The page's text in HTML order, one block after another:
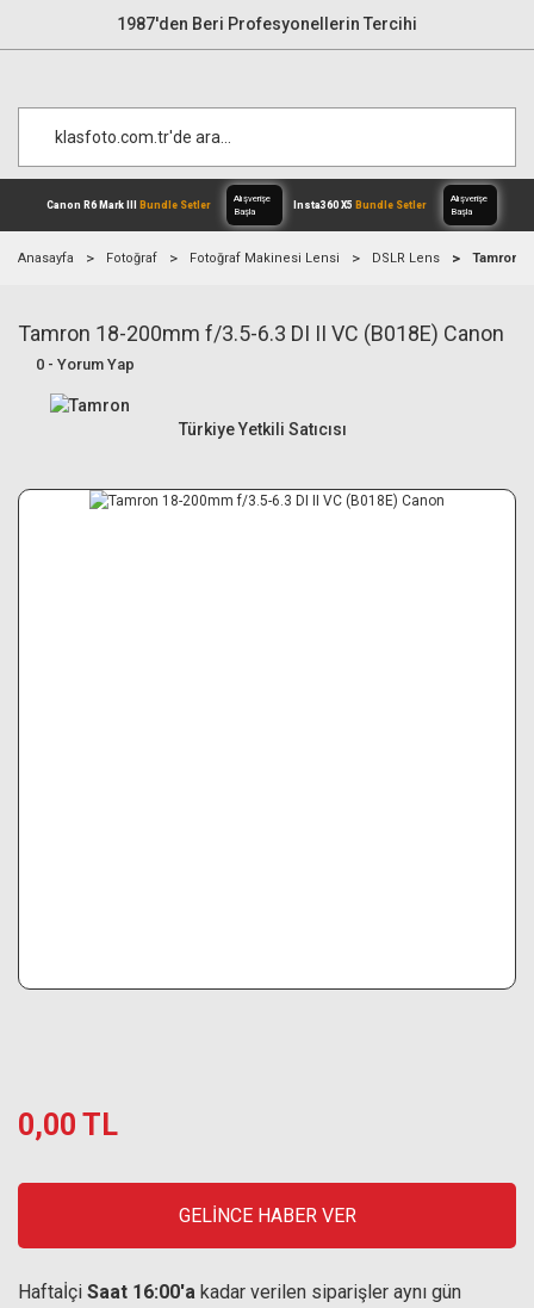
1987'den Beri Profesyonellerin Tercihi
Canon R6 Mark IIIBundle Setler
Alışverişe
Anasayfa Fotoğraf Fotoğraf Makinesi Lensi DSLR Lens Tamron
Tamron 18-200mm f/3.5-6.3 DI II VC (B018E) Canon
0 - Yorum Yap
Türkiye Yetkili Satıcısı
0,00 TL
GELİNCE HABER VER
Haftaİçi Saat 16:00'a kadar verilen siparişler aynı gün